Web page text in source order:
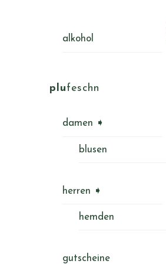
alkohol
plufeschn
damen ➧
blusen
herren ➧
hemden
gutscheine